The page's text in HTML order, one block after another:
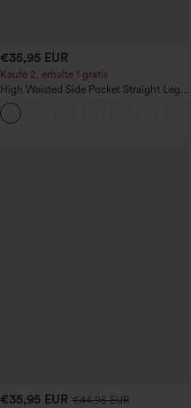
€35,95 EUR
Kaufe 2, erhalte 1 gratis
High Waisted Side Pocket Straight Leg
Work Pants
€35,95 EUR €44,95 EUR